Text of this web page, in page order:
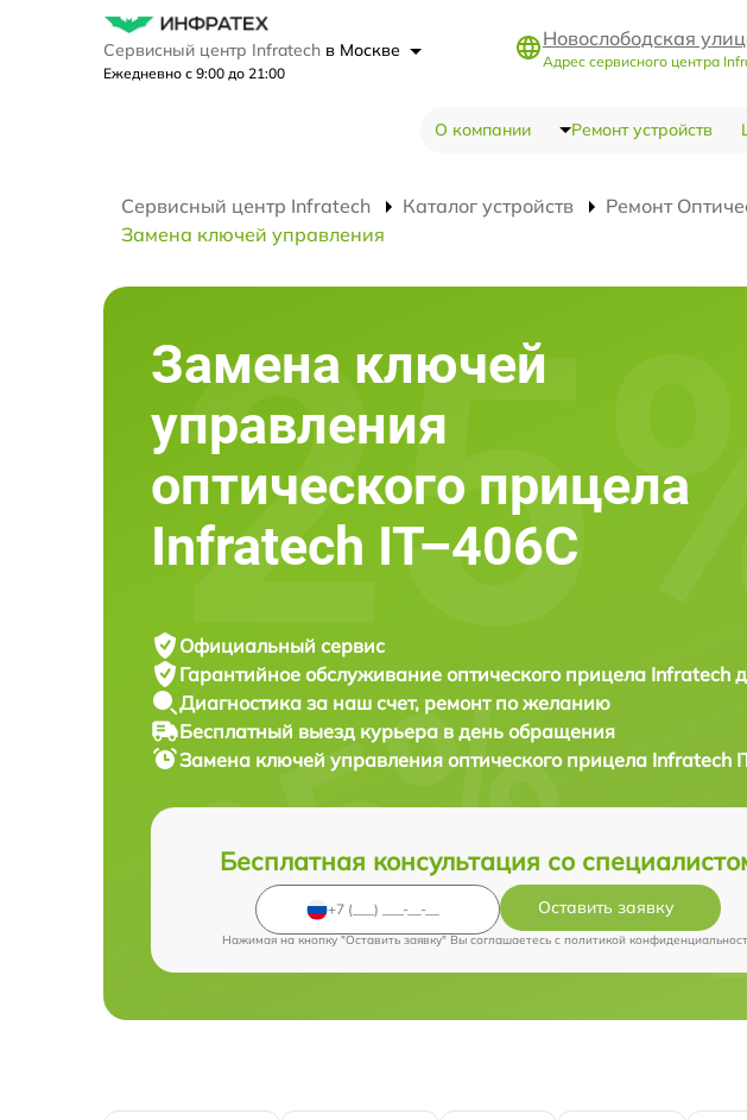
Сервисный центр Infratech в Москве
Ежедневно с 9:00 до 21:00
Новослободская
Адрес сервисного центра
О компании Ремонт устройств
Сервисный центр Infratech Каталог устройств Ремонт
Замена ключей управления
Замена ключей
управления
оптического прицела
Infratech IT–406С
Официальный сервис
Гарантийное обслуживание оптического прицела Infratech
Диагностика за наш счет, ремонт по желанию
Бесплатный выезд курьера в день обращения
Замена ключей управления оптического прицела Infratech
Бесплатная консультация со
Оставить заявку
Нажимая на кнопку "Оставить заявку" Вы соглашаетесь c политикой